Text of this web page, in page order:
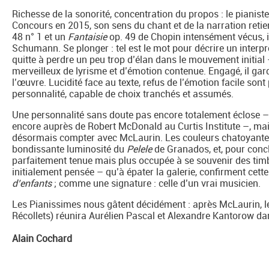
Richesse de la sonorité, concentration du propos : le
Concours en 2015, son sens du chant et de la narration
48 n° 1 et un Fantaisieop. 49 de Chopin intensément
Schumann. Se plonger : tel est le mot pour décrire un
quitte à perdre un peu trop d’élan dans le mouvement
merveilleux de lyrisme et d’émotion contenue. Engagé, il
l’œuvre. Lucidité face au texte, refus de l’émotion facile
personnalité, capable de choix tranchés et assumés.
Une personnalité sans doute pas encore totalement éclose
encore auprès de Robert McDonald au Curtis Institute –,
désormais compter avec McLaurin. Les couleurs
bondissante luminosité du Pelelede Granados, et, pour
parfaitement tenue mais plus occupée à se souvenir des
initialement pensée – qu’à épater la galerie, confirment
d’enfants; comme une signature : celle d’un vrai musicien.
Les Pianissimes nous gâtent décidément : après McLaurin,
Récollets) réunira Aurélien Pascal et Alexandre Kantorow
Alain Cochard